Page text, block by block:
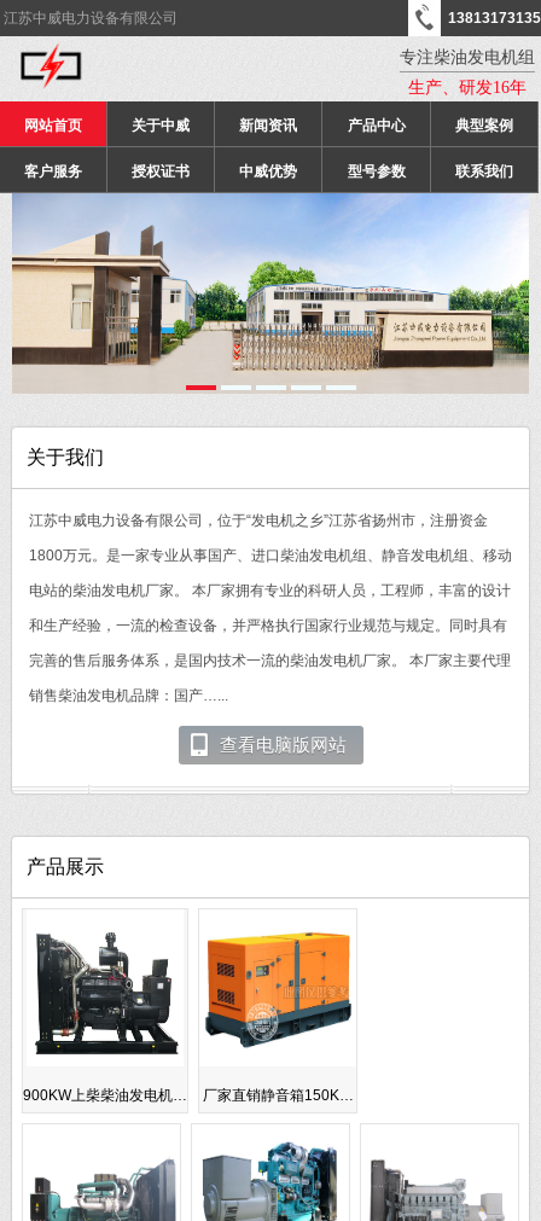
江苏中威电力设备有限公司 13813173135
专注柴油发电机组
生产、研发16年
网站首页 关于中威 新闻资讯 产品中心 典型案例
客户服务 授权证书 中威优势 型号参数 联系我们
关于我们
江苏中威电力设备有限公司，位于“发电机之乡”江苏省扬州市，注册资金
1800万元。是一家专业从事国产、进口柴油发电机组、静音发电机组、移动
电站的柴油发电机厂家。 本厂家拥有专业的科研人员，工程师，丰富的设计
和生产经验，一流的检查设备，并严格执行国家行业规范与规定。同时具有
完善的售后服务体系，是国内技术一流的柴油发电机厂家。 本厂家主要代理
销售柴油发电机品牌：国产…...
查看电脑版网站
产品展示
900KW上柴柴油发电机… 厂家直销静音箱150K…